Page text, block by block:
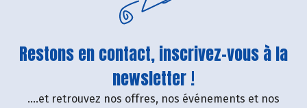
Restons en contact, inscrivez-vous à la
newsletter !
....et retrouvez nos offres, nos événements et nos